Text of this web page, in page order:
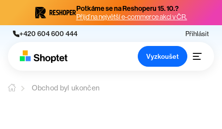
Potkáme se na Reshoperu 15. 10.?
Přijď na největší e-commerce akci v ČR.
+420 604 600 444 Přihlásit
Vyzkoušet
Obchod byl ukončen